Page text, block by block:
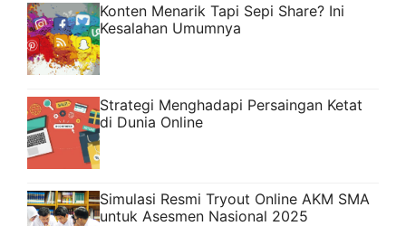
Konten Menarik Tapi Sepi Share? Ini
Kesalahan Umumnya
Strategi Menghadapi Persaingan Ketat
di Dunia Online
Simulasi Resmi Tryout Online AKM SMA
untuk Asesmen Nasional 2025